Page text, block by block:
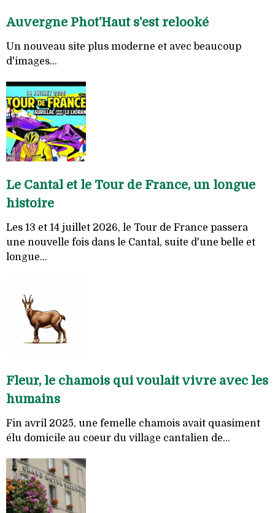
Auvergne Phot'Haut s'est relooké
Un nouveau site plus moderne et avec beaucoup
d'images...
Le Cantal et le Tour de France, un longue
histoire
Les 13 et 14 juillet 2026, le Tour de France passera
une nouvelle fois dans le Cantal, suite d'une belle et
longue...
Fleur, le chamois qui voulait vivre avec les
humains
Fin avril 2025, une femelle chamois avait quasiment
élu domicile au coeur du village cantalien de...